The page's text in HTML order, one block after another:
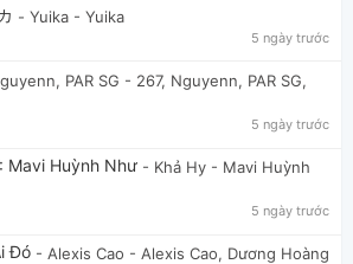
- Yuika - Yuika
5 ngày trước
PAR SG - 267, Nguyenn, PAR SG,
5 ngày trước
Mavi Huỳnh Như - Khả Hy - Mavi Huỳnh
5 ngày trước
Đó - Alexis Cao - Alexis Cao, Dương Hoàng